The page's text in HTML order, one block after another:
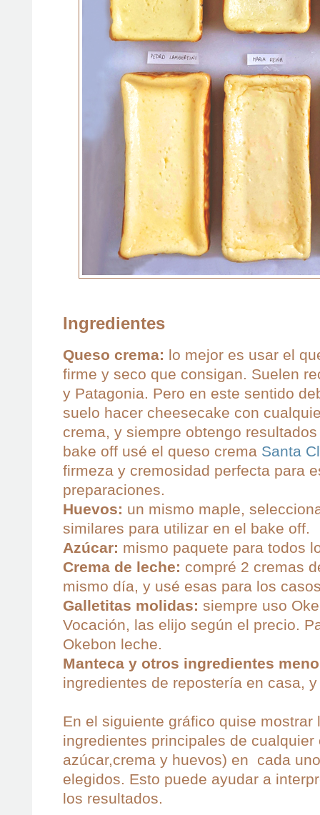
Ingredientes
Queso crema: lo mejor es usar el
firme y seco que consigan. Suelen
y Patagonia. Pero en este sentido
suelo hacer cheesecake con
crema, y siempre obtengo
bake off usé el queso crema Santa
firmeza y cremosidad perfecta para
preparaciones.
Huevos: un mismo maple,
similares para utilizar en el bake off.
Azúcar: mismo paquete para todos
Crema de leche: compré 2 cremas
mismo día, y usé esas para los
Galletitas molidas: siempre uso
Vocación, las elijo según el precio.
Okebon leche.
Manteca y otros ingredientes
ingredientes de repostería en casa,
En el siguiente gráfico quise mostrar
ingredientes principales de
azúcar,crema y huevos) en cada
elegidos. Esto puede ayudar a
los resultados.